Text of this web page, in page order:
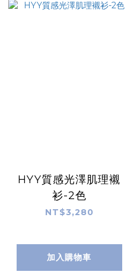
HYY質感光澤肌理襯
衫-2色
NT$3,280
加入購物車